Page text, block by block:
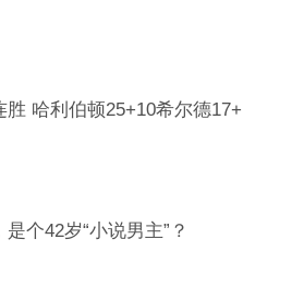
哈利伯顿25+10希尔德17+
个42岁“小说男主”？